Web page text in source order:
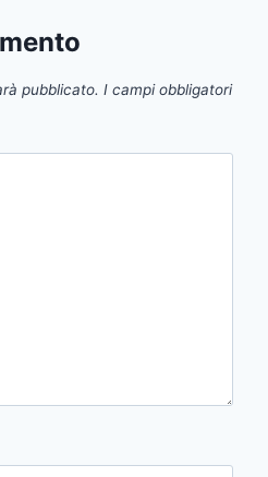
pubblicato. I campi obbligatori